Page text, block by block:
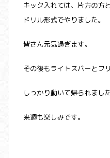
キック入れては、片方の方
ドリル形式でやりました。
皆さん元気過ぎます。
その後もライトスパーとフ
しっかり動いて帰られました
来週も楽しみです。